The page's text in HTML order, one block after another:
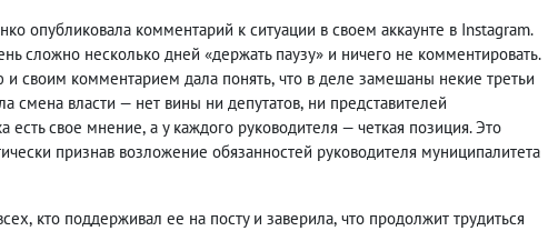
опубликовала комментарий к ситуации в своем аккаунте в Instagram.
сложно несколько дней «держать паузу» и ничего не комментировать.
и своим комментарием дала понять, что в деле замешаны некие третьи
смена власти — нет вины ни депутатов, ни представителей
есть свое мнение, а у каждого руководителя — четкая позиция. Это
признав возложение обязанностей руководителя муниципалитета
, кто поддерживал ее на посту и заверила, что продолжит трудиться